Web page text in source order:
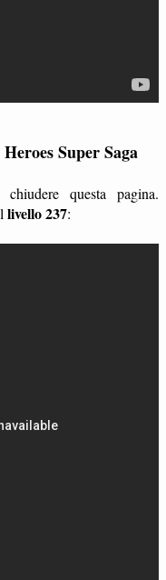
Super Saga
questa pagina.
livello 237: